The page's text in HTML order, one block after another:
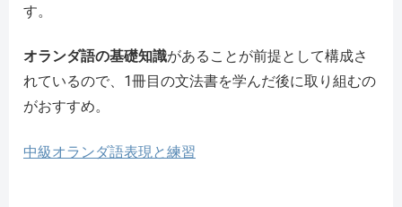
す。
オランダ語の基礎知識があることが前提として構成さ
れているので、1冊目の文法書を学んだ後に取り組むの
がおすすめ。
中級オランダ語表現と練習